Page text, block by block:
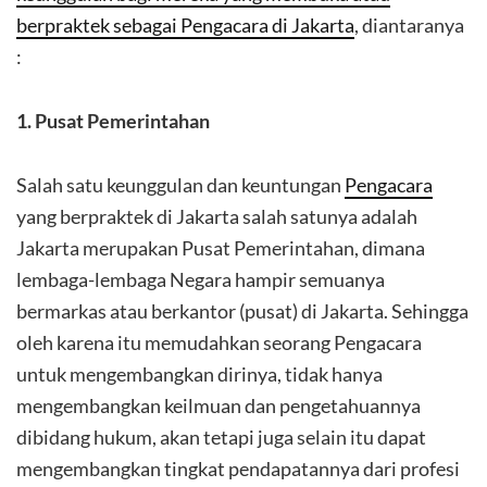
berpraktek sebagai Pengacara di Jakarta, diantaranya
:
1. Pusat Pemerintahan
Salah satu keunggulan dan keuntungan Pengacara
yang berpraktek di Jakarta salah satunya adalah
Jakarta merupakan Pusat Pemerintahan, dimana
lembaga-lembaga Negara hampir semuanya
bermarkas atau berkantor (pusat) di Jakarta. Sehingga
oleh karena itu memudahkan seorang Pengacara
untuk mengembangkan dirinya, tidak hanya
mengembangkan keilmuan dan pengetahuannya
dibidang hukum, akan tetapi juga selain itu dapat
mengembangkan tingkat pendapatannya dari profesi